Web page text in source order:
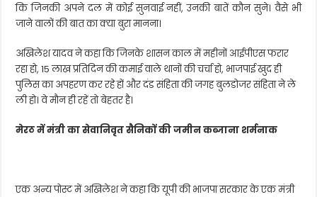
कि जिनकी अपने दल में कोई सुनवाई नहीं, उनकी बातें कौन सुने। वैसे भी
जाने वालों की बात का क्या बुरा मानना।
अखिलेश यादव ने कहा कि जिनके शासन काल में महीनों आईपीएस फरार
रहा हो, 15 लाख प्रतिदिन की कमाई वाले थानों की चर्चा हो, भाजपाई खुद ही
पुलिस का अपहरण कर रहे हों और दंड संहिता की जगह बुलडोजर संहिता ने ले
ली हो। वे मौन ही रहें तो बेहतर है।
मेरठ में मंत्री का सेवानिवृत सैनिकों की जमीन कब्जाना शर्मनाक
एक अन्य पोस्ट में अखिलेश ने कहा कि यूपी की भाजपा सरकार के एक मंत्री